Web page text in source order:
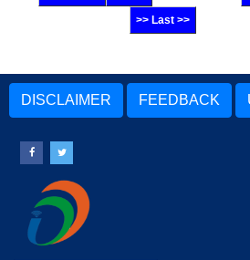
>> Last >>
DISCLAIMER FEEDBACK